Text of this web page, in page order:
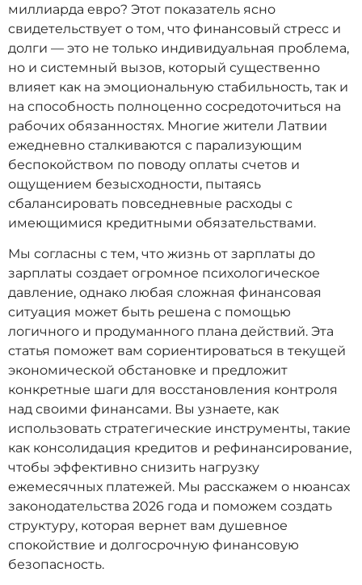
миллиарда евро? Этот показатель ясно
свидетельствует о том, что финансовый стресс и
долги — это не только индивидуальная проблема,
но и системный вызов, который существенно
влияет как на эмоциональную стабильность, так и
на способность полноценно сосредоточиться на
рабочих обязанностях. Многие жители Латвии
ежедневно сталкиваются с парализующим
беспокойством по поводу оплаты счетов и
ощущением безысходности, пытаясь
сбалансировать повседневные расходы с
имеющимися кредитными обязательствами.
Мы согласны с тем, что жизнь от зарплаты до
зарплаты создает огромное психологическое
давление, однако любая сложная финансовая
ситуация может быть решена с помощью
логичного и продуманного плана действий. Эта
статья поможет вам сориентироваться в текущей
экономической обстановке и предложит
конкретные шаги для восстановления контроля
над своими финансами. Вы узнаете, как
использовать стратегические инструменты, такие
как консолидация кредитов и рефинансирование,
чтобы эффективно снизить нагрузку
ежемесячных платежей. Мы расскажем о нюансах
законодательства 2026 года и поможем создать
структуру, которая вернет вам душевное
спокойствие и долгосрочную финансовую
безопасность.